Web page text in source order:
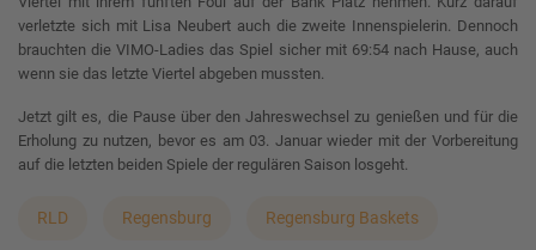
verletzte sich mit Lisa Neubert auch die zweite Innenspielerin. Dennoch
brauchten die VIMO-Ladies das Spiel sicher mit 69:54 nach Hause, auch
wenn sie das letzte Viertel abgeben mussten.
Jetzt gilt es, die Pause über den Jahreswechsel zu genießen und für die
Erholung zu nutzen, bevor es am 03. Januar wieder mit der Vorbereitung
auf die letzten beiden Spiele der regulären Saison losgeht.
RLD Regensburg Regensburg Baskets